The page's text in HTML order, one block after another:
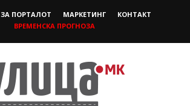
ЗА ПОРТАЛОТ МАРКЕТИНГ
КОНТАКТ
ВРЕМЕНСКА ПРОГНОЗА